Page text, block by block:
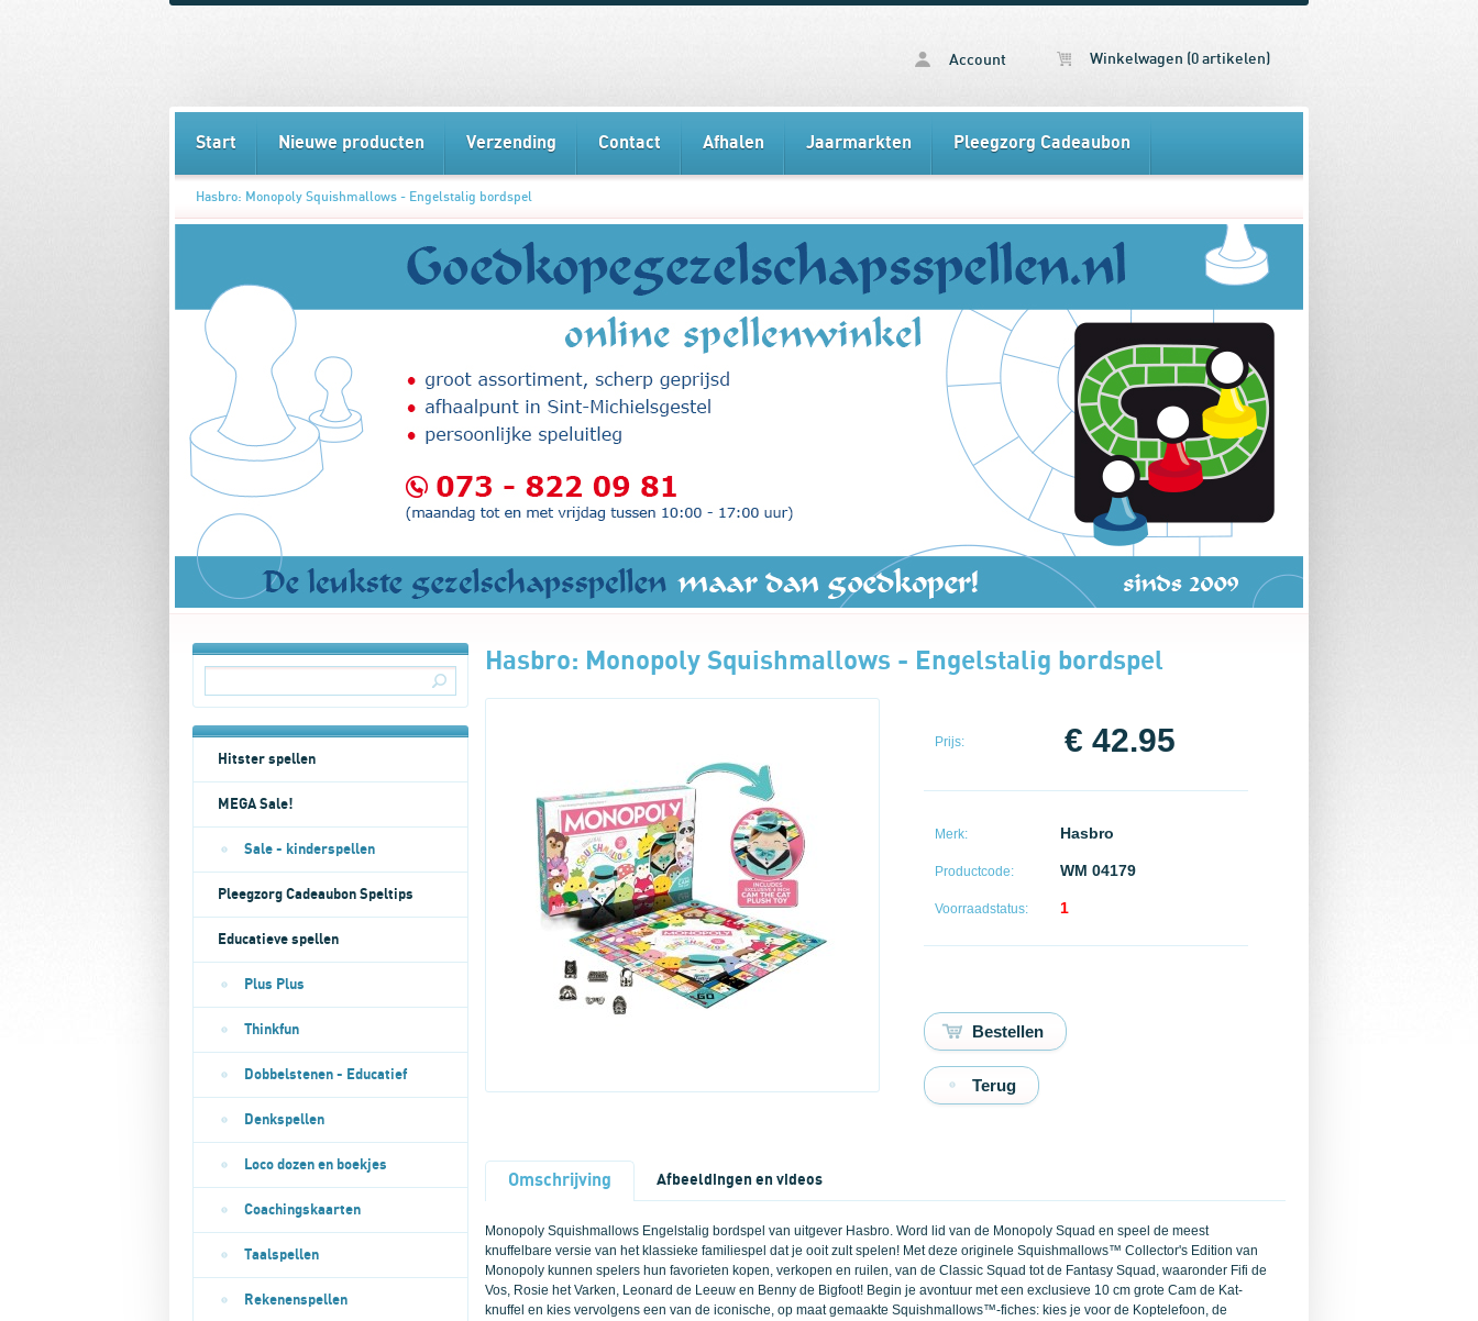
Account Winkelwagen (0 artikelen)
Start Nieuwe producten Verzending Contact Afhalen Jaarmarkten Pleegzorg Cadeaubon
Hasbro: Monopoly Squishmallows - Engelstalig bordspel
Hitster spellen
MEGA Sale!
Sale - kinderspellen
Pleegzorg Cadeaubon Speltips
Educatieve spellen
Plus Plus
Thinkfun
Dobbelstenen - Educatief
Denkspellen
Loco dozen en boekjes
Coachingskaarten
Taalspellen
Rekenenspellen
Hasbro: Monopoly Squishmallows - Engelstalig bordspel
Prijs: € 42.95
Merk: Hasbro
Productcode: WM 04179
Voorraadstatus: 1
Terug
Omschrijving Afbeeldingen en videos
Monopoly Squishmallows Engelstalig bordspel van uitgever Hasbro. Word lid van de Monopoly Squad en speel de meest
knuffelbare versie van het klassieke familiespel dat je ooit zult spelen! Met deze originele Squishmallows™ Collector's Edition van
Monopoly kunnen spelers hun favorieten kopen, verkopen en ruilen, van de Classic Squad tot de Fantasy Squad, waaronder Fifi de
Vos, Rosie het Varken, Leonard de Leeuw en Benny de Bigfoot! Begin je avontuur met een exclusieve 10 cm grote Cam de Kat-
knuffel en kies vervolgens een van de iconische, op maat gemaakte Squishmallows™-fiches: kies je voor de Koptelefoon, de